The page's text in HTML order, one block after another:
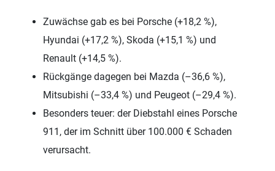
Zuwächse gab es bei Porsche (+18,2 %),
Hyundai (+17,2 %), Skoda (+15,1 %) und
Renault (+14,5 %).
Rückgänge dagegen bei Mazda (–36,6 %),
Mitsubishi (–33,4 %) und Peugeot (–29,4 %).
Besonders teuer: der Diebstahl eines Porsche
911, der im Schnitt über 100.000 € Schaden
verursacht.